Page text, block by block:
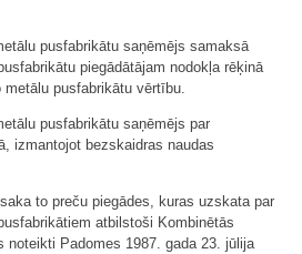
pusfabrikātu saņēmējs samaksā
piegādātājam nodokļa rēķinā
pusfabrikātu vērtību.
pusfabrikātu saņēmējs par
izmantojot bezskaidras naudas
to preču piegādes, kuras uzskata par
atbilstoši Kombinētās
noteikti Padomes 1987. gada 23. jūlija